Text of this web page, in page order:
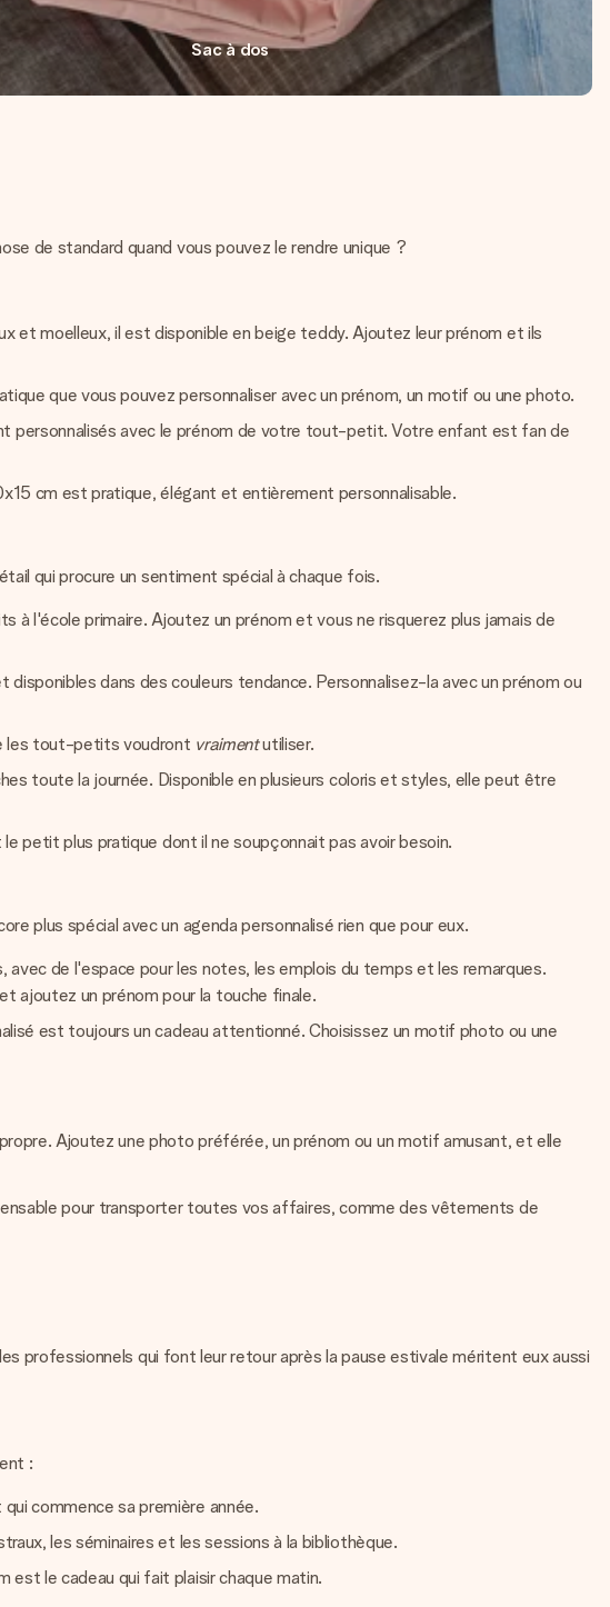
Sac à dos
de standard quand vous pouvez le rendre unique ?
et moelleux, il est disponible en beige teddy. Ajoutez leur prénom et ils
que vous pouvez personnaliser avec un prénom, un motif ou une photo.
personnalisés avec le prénom de votre tout-petit. Votre enfant est fan de
cm est pratique, élégant et entièrement personnalisable.
qui procure un sentiment spécial à chaque fois.
l'école primaire. Ajoutez un prénom et vous ne risquerez plus jamais de
dans des couleurs tendance. Personnalisez-la avec un prénom ou
les tout-petits voudront vraimentutiliser.
toute la journée. Disponible en plusieurs coloris et styles, elle peut être
petit plus pratique dont il ne soupçonnait pas avoir besoin.
plus spécial avec un agenda personnalisé rien que pour eux.
de l'espace pour les notes, les emplois du temps et les remarques.
ajoutez un prénom pour la touche finale.
est toujours un cadeau attentionné. Choisissez un motif photo ou une
Ajoutez une photo préférée, un prénom ou un motif amusant, et elle
pour transporter toutes vos affaires, comme des vêtements de
professionnels qui font leur retour après la pause estivale méritent eux aussi
:
commence sa première année.
les séminaires et les sessions à la bibliothèque.
est le cadeau qui fait plaisir chaque matin.